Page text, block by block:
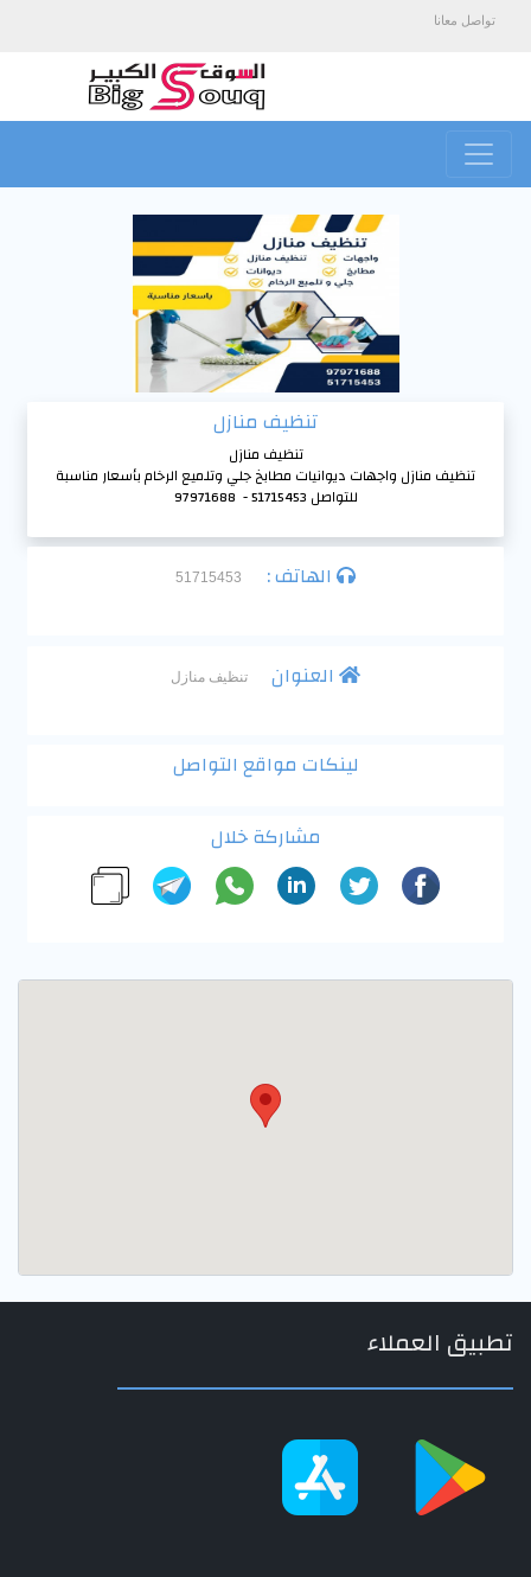
تواصل معانا
تنظيف منازل
تنظيف منازل
تنظيف منازل واجهات ديوانيات مطابخ جلي وتلميع الرخام بأسعار مناسبة
للتواصل 51715453 - 97971688
الهاتف : 51715453
العنوان تنظيف منازل
لينكات مواقع التواصل
مشاركة خلال
تطبيق العملاء